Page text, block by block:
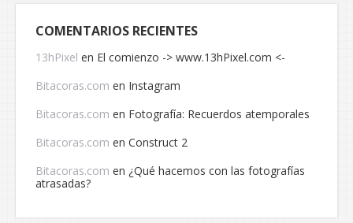
COMENTARIOS RECIENTES
13hPixel en El comienzo -> www.13hPixel.com <-
Bitacoras.com en Instagram
Bitacoras.com en Fotografía: Recuerdos atemporales
Bitacoras.com en Construct 2
Bitacoras.com en ¿Qué hacemos con las fotografías
atrasadas?